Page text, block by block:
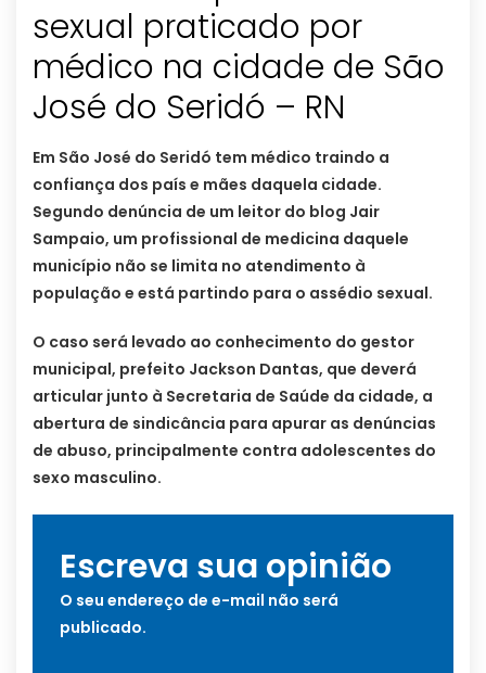
sexual praticado por
médico na cidade de São
José do Seridó – RN
Em São José do Seridó tem médico traindo a
confiança dos país e mães daquela cidade.
Segundo denúncia de um leitor do blog Jair
Sampaio, um profissional de medicina daquele
município não se limita no atendimento à
população e está partindo para o assédio sexual.
O caso será levado ao conhecimento do gestor
municipal, prefeito Jackson Dantas, que deverá
articular junto à Secretaria de Saúde da cidade, a
abertura de sindicância para apurar as denúncias
de abuso, principalmente contra adolescentes do
sexo masculino.
Escreva sua opinião
O seu endereço de e-mail não será
publicado.